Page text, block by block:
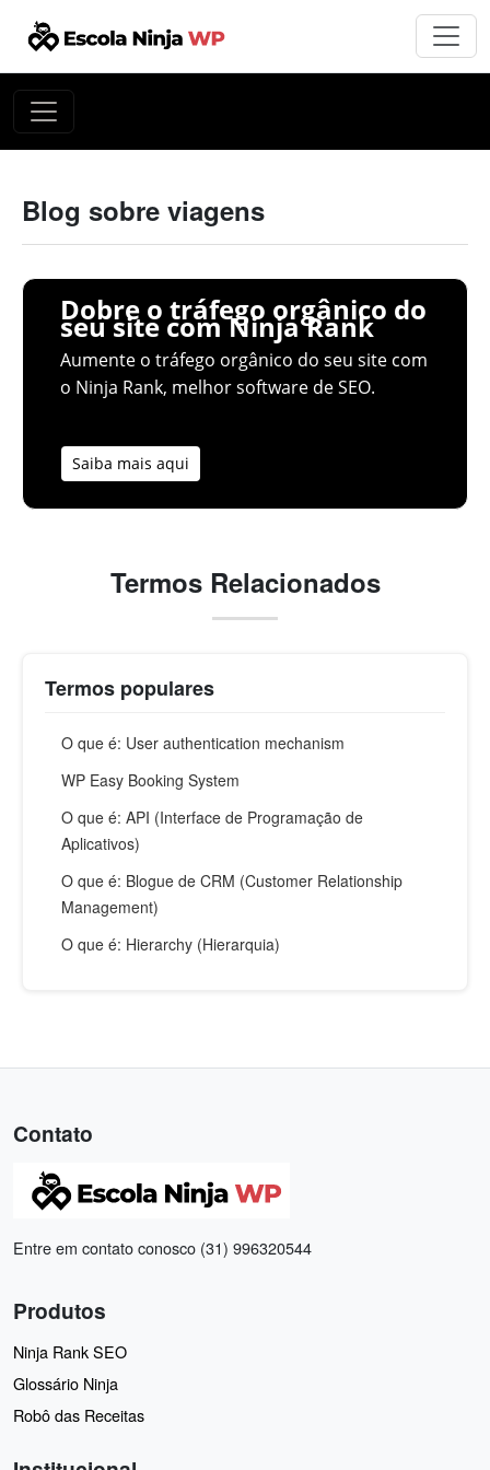
Blog sobre viagens
Dobre o tráfego orgânico do
seu site com Ninja Rank
Aumente o tráfego orgânico do seu site com
o Ninja Rank, melhor software de SEO.
Saiba mais aqui
Termos Relacionados
Termos populares
O que é: User authentication mechanism
WP Easy Booking System
O que é: API (Interface de Programação de
Aplicativos)
O que é: Blogue de CRM (Customer Relationship
Management)
O que é: Hierarchy (Hierarquia)
Contato
Entre em contato conosco (31) 996320544
Produtos
Ninja Rank SEO
Glossário Ninja
Robô das Receitas